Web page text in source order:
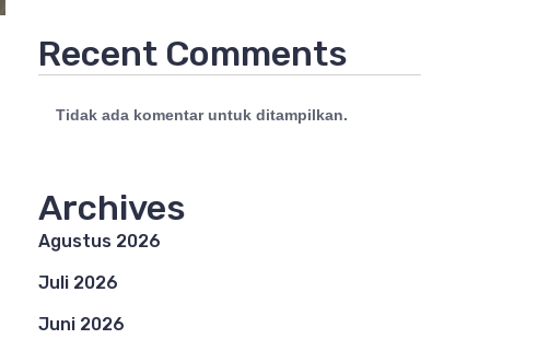
Recent Comments
Tidak ada komentar untuk ditampilkan.
Archives
Agustus 2026
Juli 2026
Juni 2026